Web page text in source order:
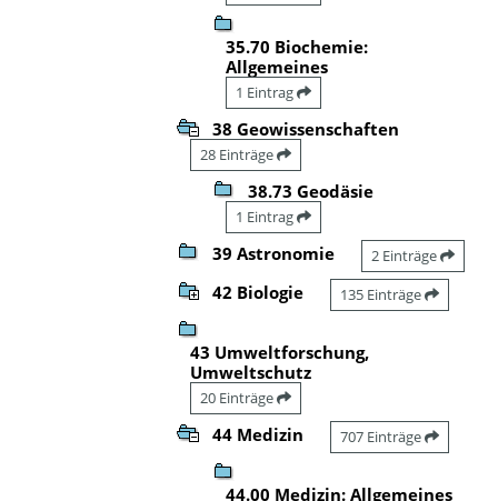
35.70 Biochemie:
Allgemeines
1 Eintrag
38 Geowissenschaften
28 Einträge
38.73 Geodäsie
1 Eintrag
39 Astronomie 2 Einträge
42 Biologie 135 Einträge
43 Umweltforschung,
Umweltschutz
20 Einträge
44 Medizin 707 Einträge
44.00 Medizin: Allgemeines